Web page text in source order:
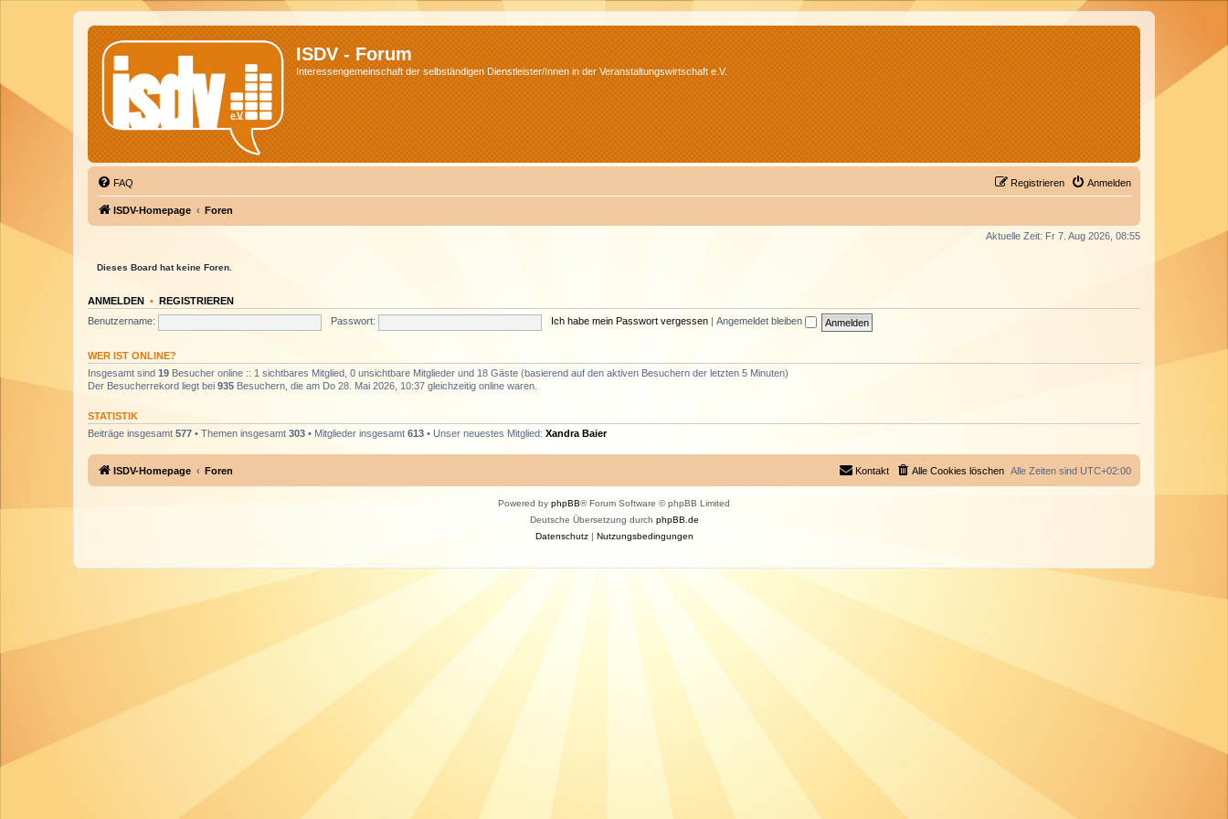
ISDV - Forum
Interessengemeinschaft der selbständigen Dienstleister/Innen in der Veranstaltungswirtschaft e.V.
FAQ Anmelden
Registrieren
ISDV-Homepage Foren
Aktuelle Zeit: Fr 7. Aug 2026, 08:55
Dieses Board hat keine Foren.
ANMELDEN • REGISTRIEREN
Benutzername:
Passwort: Ich habe mein Passwort vergessen Angemeldet bleiben
WER IST ONLINE?
Insgesamt sind 19 Besucher online :: 1 sichtbares Mitglied, 0 unsichtbare Mitglieder und 18 Gäste (basierend auf den aktiven Besuchern der letzten 5 Minuten)
Der Besucherrekord liegt bei 935 Besuchern, die am Do 28. Mai 2026, 10:37 gleichzeitig online waren.
STATISTIK
Beiträge insgesamt 577 • Themen insgesamt 303 • Mitglieder insgesamt 613 • Unser neuestes Mitglied: Xandra Baier
ISDV-Homepage Foren Alle Zeiten sind UTC+02:00
Alle Cookies löschen
Kontakt
Powered by phpBB® Forum Software © phpBB Limited
Deutsche Übersetzung durch phpBB.de
Datenschutz| Nutzungsbedingungen